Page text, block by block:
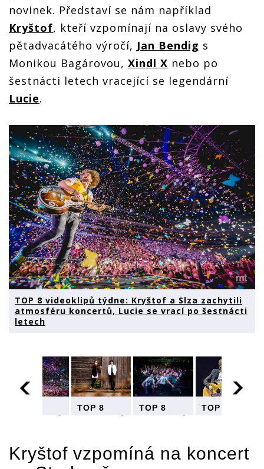
novinek. Představí se nám například
Kryštof, kteří vzpomínají na oslavy svého
pětadvacátého výročí, Jan Bendig s
Monikou Bagárovou, Xindl X nebo po
šestnácti letech vracející se legendární
Lucie.
TOP 8 videoklipů týdne: Kryštof a Slza zachytili
atmosféru koncertů, Lucie se vrací po šestnácti
letech
videoklipů
Slza
zachytili
TOP 8
videoklipů
Slza
zachytili
TOP 8
videoklipů
Slza
zachytili
TOP 8
Slza
zachytili
Kryštof vzpomíná na koncert